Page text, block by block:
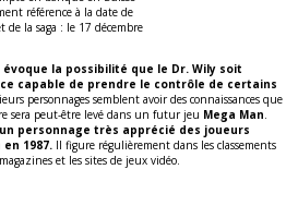
référence à la date de
la saga : le 17 décembre
la possibilité que le Dr. Wily soit
capable de prendre le contrôle de certains
personnages semblent avoir des connaissances que
sera peut-être levé dans un futur jeu Mega Man.
personnage très apprécié des joueurs
1987. Il figure régulièrement dans les classements
et les sites de jeux vidéo.